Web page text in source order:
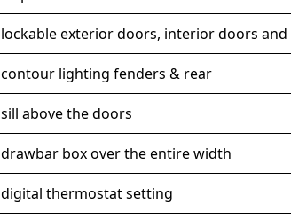
lockable exterior doors, interior doors and
contour lighting fenders & rear
sill above the doors
drawbar box over the entire width
digital thermostat setting